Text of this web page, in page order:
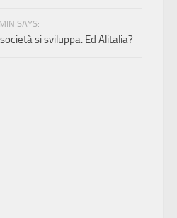
SAYS:
si sviluppa. Ed Alitalia?